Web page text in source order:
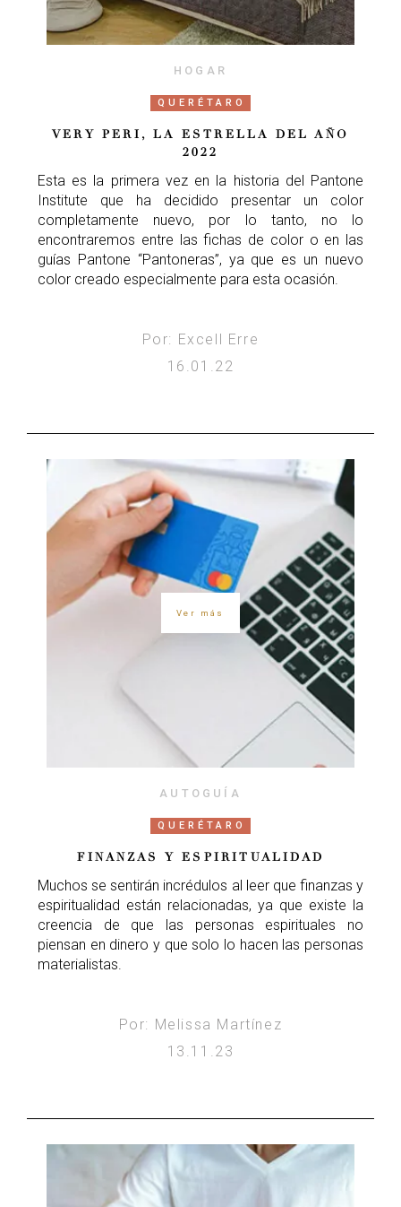
HOGAR
QUERÉTARO
VERY PERI, LA ESTRELLA DEL AÑO
2022
Esta es la primera vez en la historia del Pantone
Institute que ha decidido presentar un color
completamente nuevo, por lo tanto, no lo
encontraremos entre las fichas de color o en las
guías Pantone “Pantoneras”, ya que es un nuevo
color creado especialmente para esta ocasión.
Por: Excell Erre
16.01.22
Ver más
AUTOGUÍA
QUERÉTARO
FINANZAS Y ESPIRITUALIDAD
Muchos se sentirán incrédulos al leer que finanzas y
espiritualidad están relacionadas, ya que existe la
creencia de que las personas espirituales no
piensan en dinero y que solo lo hacen las personas
materialistas.
Por: Melissa Martínez
13.11.23